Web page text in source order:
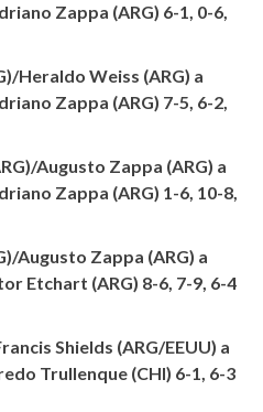
Zappa (ARG) 6-1, 0-6,
Weiss (ARG) a
Zappa (ARG) 7-5, 6-2,
Augusto Zappa (ARG) a
Zappa (ARG) 1-6, 10-8,
Zappa (ARG) a
Etchart (ARG) 8-6, 7-9, 6-4
Shields (ARG/EEUU) a
Trullenque (CHI) 6-1, 6-3